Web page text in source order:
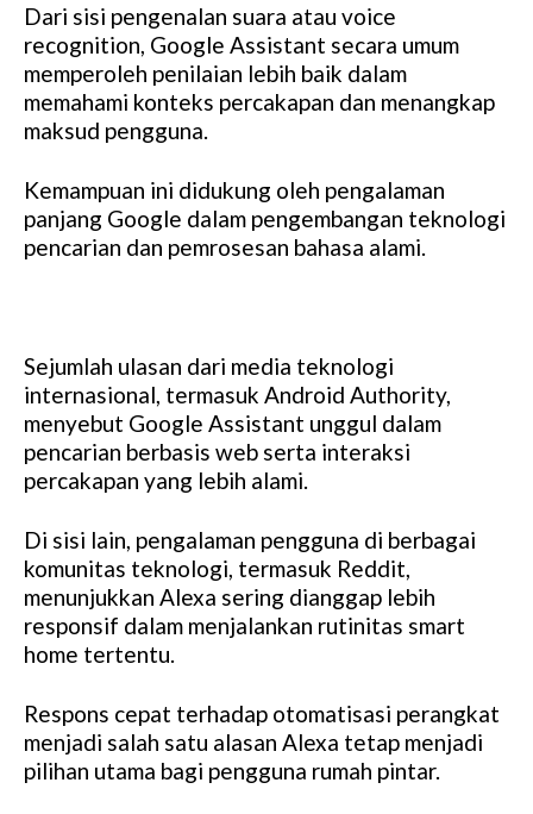
Dari sisi pengenalan suara atau voice
recognition, Google Assistant secara umum
memperoleh penilaian lebih baik dalam
memahami konteks percakapan dan menangkap
maksud pengguna.
Kemampuan ini didukung oleh pengalaman
panjang Google dalam pengembangan teknologi
pencarian dan pemrosesan bahasa alami.
Sejumlah ulasan dari media teknologi
internasional, termasuk Android Authority,
menyebut Google Assistant unggul dalam
pencarian berbasis web serta interaksi
percakapan yang lebih alami.
Di sisi lain, pengalaman pengguna di berbagai
komunitas teknologi, termasuk Reddit,
menunjukkan Alexa sering dianggap lebih
responsif dalam menjalankan rutinitas smart
home tertentu.
Respons cepat terhadap otomatisasi perangkat
menjadi salah satu alasan Alexa tetap menjadi
pilihan utama bagi pengguna rumah pintar.